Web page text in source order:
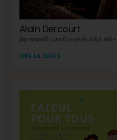
Alain Dercourt
LIRE LA SUITE